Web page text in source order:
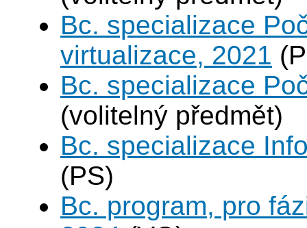
Bc. specializace
virtualizace, 2021
Bc. specializace
(volitelný předmět)
Bc. specializace
(PS)
Bc. program, pro